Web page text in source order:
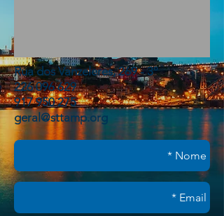
Rua dos Vanzeleres, 269 - 3º
226 096 629
917 950 275
geral@sttamp.org